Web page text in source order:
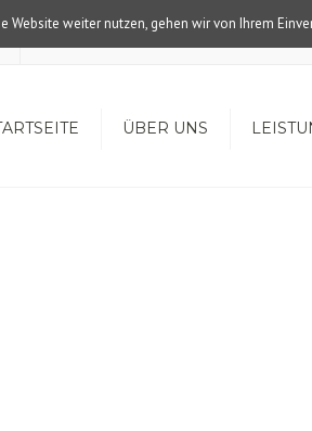
ÜBER UNS
Website weiter nutzen, gehen wir von Ihrem